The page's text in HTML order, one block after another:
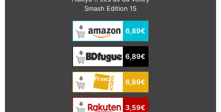
Smash Edition 15
6,89€
6,89€
6,89€
3,59€